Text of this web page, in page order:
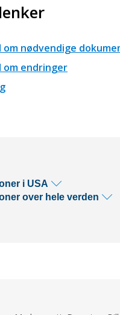
om nødvendige
om endringer
i USA
over hele verden